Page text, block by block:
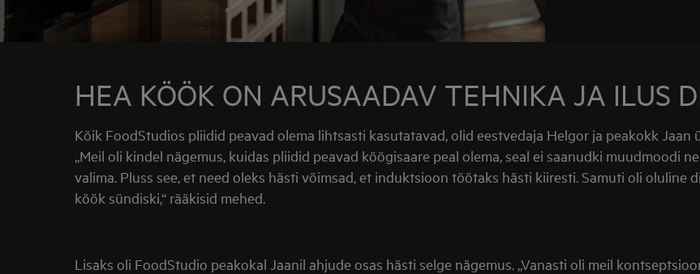
HEA KÖÖK ON ARUSAADAV TEHNIKA JA ILUS
Kõik FoodStudios pliidid peavad olema lihtsasti kasutatavad, olid eestvedaja Helgor ja peakokk
„Meil oli kindel nägemus, kuidas pliidid peavad köögisaare peal olema, seal ei saanudki muudmoodi
valima. Pluss see, et need oleks hästi võimsad, et induktsioon töötaks hästi kiiresti. Samuti oli oluline
köök sündiski,“ rääkisid mehed.
Lisaks oli FoodStudio peakokal Jaanil ahjude osas hästi selge nägemus. „Vanasti oli meil